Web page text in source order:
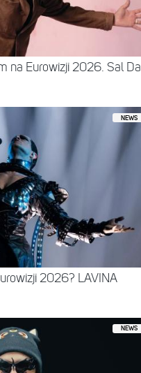
na Eurowizji 2026. Sal Da
NEWS
2026? LAVINA
NEWS